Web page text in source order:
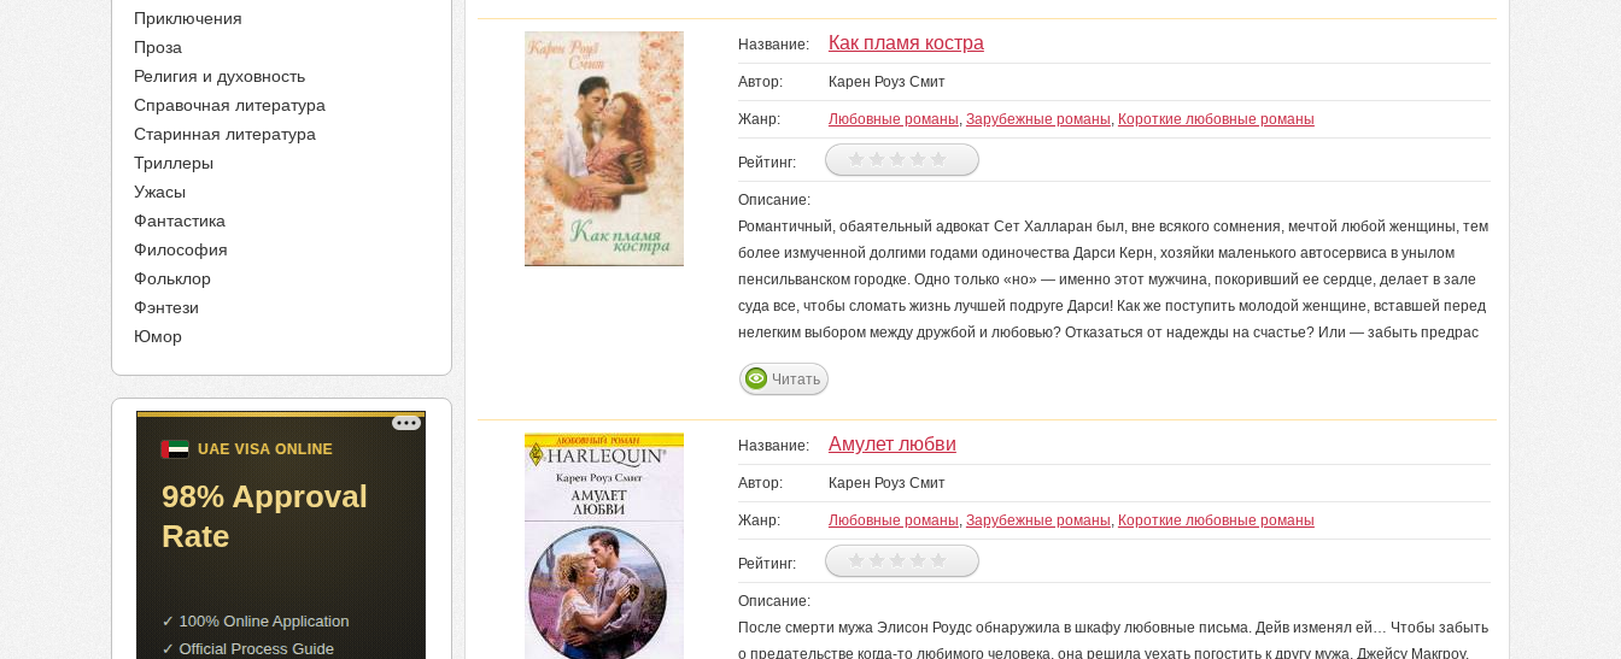
Приключения
Проза
Религия и духовность
Справочная литература
Старинная литература
Триллеры
Ужасы
Фантастика
Философия
Фольклор
Фэнтези
Юмор
Название: Как пламя костра
Автор: Карен Роуз Смит
Жанр: Любовные романы, Зарубежные романы, Короткие любовные романы
Рейтинг:
Описание:
Романтичный, обаятельный адвокат Сет Халларан был, вне всякого сомнения, мечтой любой женщины, тем
более измученной долгими годами одиночества Дарси Керн, хозяйки маленького автосервиса в унылом
пенсильванском городке. Одно только «но» — именно этот мужчина, покоривший ее сердце, делает в зале
суда все, чтобы сломать жизнь лучшей подруге Дарси! Как же поступить молодой женщине, вставшей перед
нелегким выбором между дружбой и любовью? Отказаться от надежды на счастье? Или — забыть предрас
Читать
Название: Амулет любви
Автор: Карен Роуз Смит
Жанр: Любовные романы, Зарубежные романы, Короткие любовные романы
Рейтинг:
Описание:
После смерти мужа Элисон Роудс обнаружила в шкафу любовные письма. Дейв изменял ей… Чтобы забыть
о предательстве когда-то любимого человека, она решила уехать погостить к другу мужа, Джейсу Макгроу.